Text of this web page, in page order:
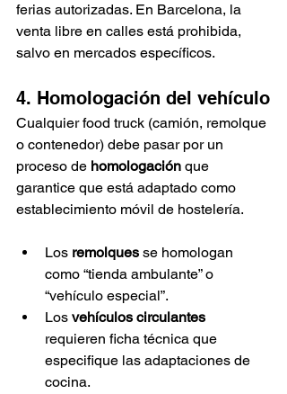
ferias autorizadas. En Barcelona, la
venta libre en calles está prohibida,
salvo en mercados específicos.
4. Homologación del vehículo
Cualquier food truck (camión, remolque
o contenedor) debe pasar por un
proceso de homologación que
garantice que está adaptado como
establecimiento móvil de hostelería.
Los remolques se homologan
como “tienda ambulante” o
“vehículo especial”.
Los vehículos circulantes
requieren ficha técnica que
especifique las adaptaciones de
cocina.